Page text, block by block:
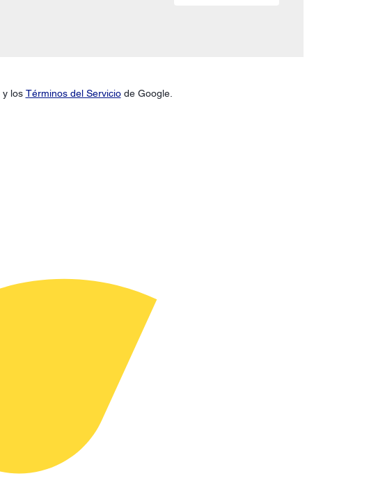
y los Términos del Serviciode Google.